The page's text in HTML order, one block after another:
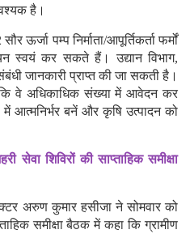
है।
ऊर्जा पम्प निर्माता/आपूर्तिकर्ता फर्मों
स्वयं कर सकते हैं। उद्यान विभाग,
जानकारी प्राप्त की जा सकती है।
वे अधिकाधिक संख्या में आवेदन कर
आत्मनिर्भर बनें और कृषि उत्पादन को
सेवा शिविरों की साप्ताहिक समीक्षा
अरुण कुमार हसीजा ने सोमवार को
समीक्षा बैठक में कहा कि ग्रामीण